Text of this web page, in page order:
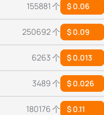
155881 个 $ 0.06
250692 个 $ 0.09
6263 个 $ 0.013
3489 个 $ 0.026
180176 个 $ 0.11